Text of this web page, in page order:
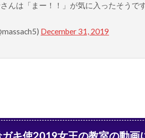
んは「まー！！」が気に入ったそうです
December 31, 2019
キ使2019女王の教室の動画